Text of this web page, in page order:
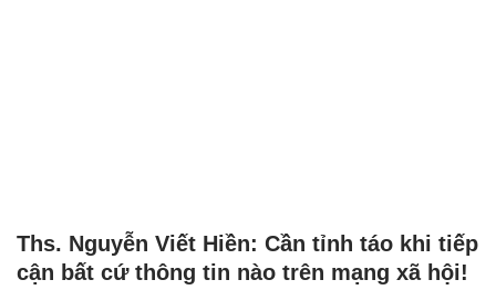
Ths. Nguyễn Viết Hiền: Cần tỉnh táo khi tiếp
cận bất cứ thông tin nào trên mạng xã hội!